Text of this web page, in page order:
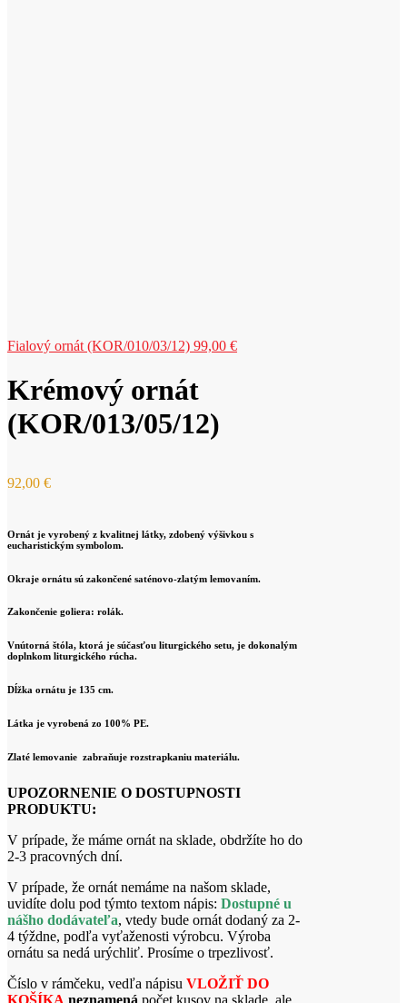
Fialový ornát (KOR/010/03/12) 99,00 €
Krémový ornát
(KOR/013/05/12)
92,00 €
Ornát je vyrobený z kvalitnej látky, zdobený výšivkou s
eucharistickým symbolom.
Okraje ornátu sú zakončené saténovo-zlatým lemovaním.
Zakončenie goliera: rolák.
Vnútorná štóla, ktorá je súčasťou liturgického setu, je dokonalým
doplnkom liturgického rúcha.
Dĺžka ornátu je 135 cm.
Látka je vyrobená zo 100% PE.
Zlaté lemovanie zabraňuje rozstrapkaniu materiálu.
UPOZORNENIE O DOSTUPNOSTI
PRODUKTU:
V prípade, že máme ornát na sklade, obdržíte ho do
2-3 pracovných dní.
V prípade, že ornát nemáme na našom sklade,
uvidíte dolu pod týmto textom nápis: Dostupné u
nášho dodávateľa, vtedy bude ornát dodaný za 2-
4 týždne, podľa vyťaženosti výrobcu. Výroba
ornátu sa nedá urýchliť. Prosíme o trpezlivosť.
Číslo v rámčeku, vedľa nápisu VLOŽIŤ DO